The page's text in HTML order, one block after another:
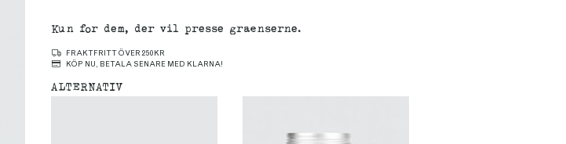
Kun for dem, der vil presse grænserne.
FRAKTFRITT ÖVER 250KR
KÖP NU, BETALA SENARE MED KLARNA!
ALTERNATIV